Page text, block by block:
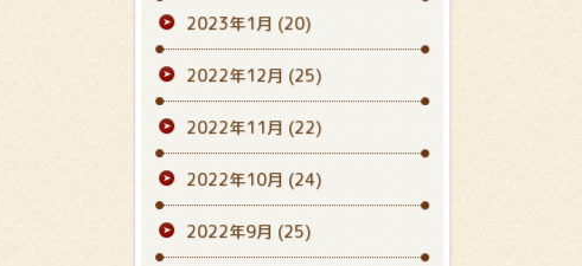
2023年1月 (20)
2022年12月 (25)
2022年11月 (22)
2022年10月 (24)
2022年9月 (25)